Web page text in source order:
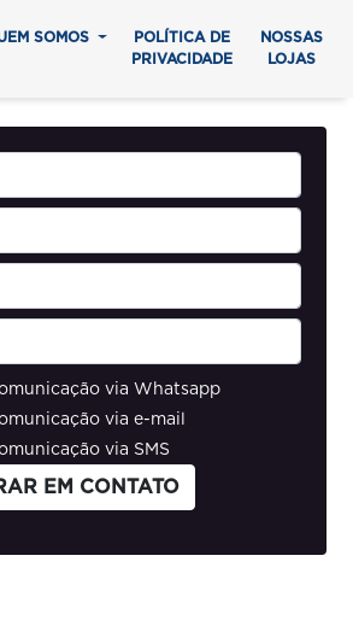
SOMOS
POLÍTICA DE
PRIVACIDADE
NOSSAS
LOJAS
via Whatsapp
via e-mail
via SMS
EM CONTATO